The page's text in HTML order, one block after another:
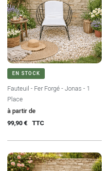
EN STOCK
Fauteuil - Fer Forgé - Jonas - 1
Place
à partir de
Prix
99,90 € TTC